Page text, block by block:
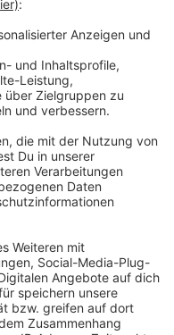
Ihre
YouTube
laden!
eines
Sie die
Sie der
um dieses